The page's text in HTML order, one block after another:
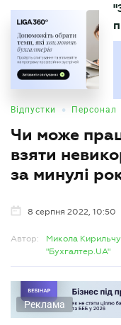
БУХГАЛТЕР
Відпустки • Персонал
Чи може
взяти
за минулі
8 серпня 2022, 10:50
Автор:
Микола
"Бухгалтер.UA"
Реклама